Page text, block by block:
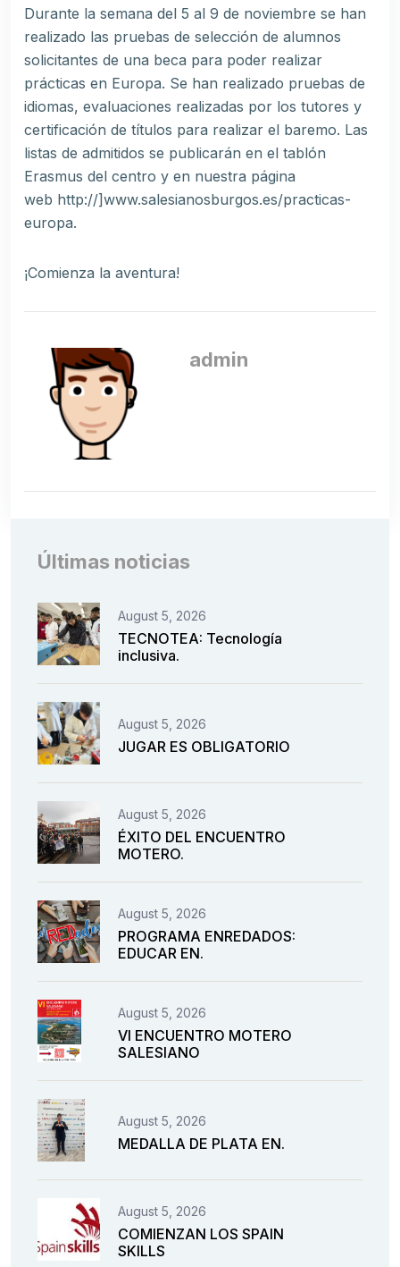
Durante la semana del 5 al 9 de noviembre se han
realizado las pruebas de selección de alumnos
solicitantes de una beca para poder realizar
prácticas en Europa. Se han realizado pruebas de
idiomas, evaluaciones realizadas por los tutores y
certificación de títulos para realizar el baremo. Las
listas de admitidos se publicarán en el tablón
Erasmus del centro y en nuestra página
web http://]www.salesianosburgos.es/practicas-
europa.
¡Comienza la aventura!
admin
Últimas noticias
August 5, 2026
TECNOTEA: Tecnología
inclusiva.
August 5, 2026
JUGAR ES OBLIGATORIO
August 5, 2026
ÉXITO DEL ENCUENTRO
MOTERO.
August 5, 2026
PROGRAMA ENREDADOS:
EDUCAR EN.
August 5, 2026
VI ENCUENTRO MOTERO
SALESIANO
August 5, 2026
MEDALLA DE PLATA EN.
August 5, 2026
COMIENZAN LOS SPAIN
SKILLS